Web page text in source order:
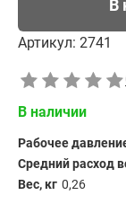
В
Артикул: 2741
В наличии
Рабочее
Средний расход
Вес, кг 0,26